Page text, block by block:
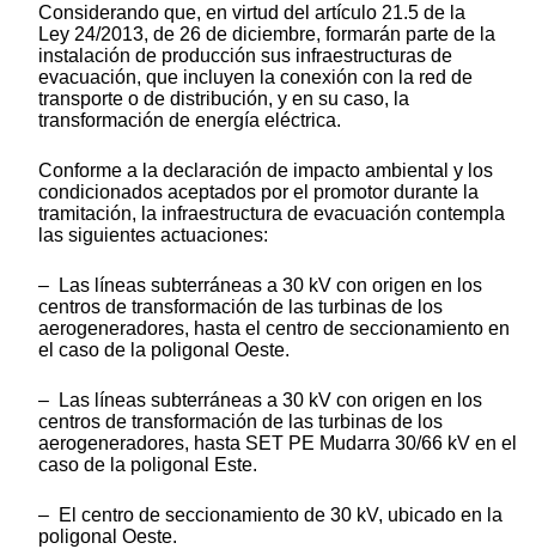
Considerando que, en virtud del artículo 21.5 de la
Ley 24/2013, de 26 de diciembre, formarán parte de la
instalación de producción sus infraestructuras de
evacuación, que incluyen la conexión con la red de
transporte o de distribución, y en su caso, la
transformación de energía eléctrica.
Conforme a la declaración de impacto ambiental y los
condicionados aceptados por el promotor durante la
tramitación, la infraestructura de evacuación contempla
las siguientes actuaciones:
– Las líneas subterráneas a 30 kV con origen en los
centros de transformación de las turbinas de los
aerogeneradores, hasta el centro de seccionamiento en
el caso de la poligonal Oeste.
– Las líneas subterráneas a 30 kV con origen en los
centros de transformación de las turbinas de los
aerogeneradores, hasta SET PE Mudarra 30/66 kV en el
caso de la poligonal Este.
– El centro de seccionamiento de 30 kV, ubicado en la
poligonal Oeste.